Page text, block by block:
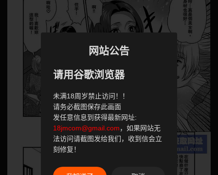
网站公告
请用谷歌浏览器
未满18周岁禁止访问！！
请务必截图保存此画面
发任意信息到获得最新网址:
18jmcom@gmail.com，如果网站无
法访问请截图发给我们，收到信会立
刻修复！